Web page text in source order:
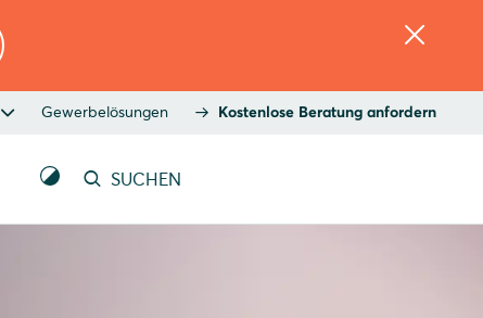
Gewerbelösungen Kostenlose Beratung anfordern
SUCHEN